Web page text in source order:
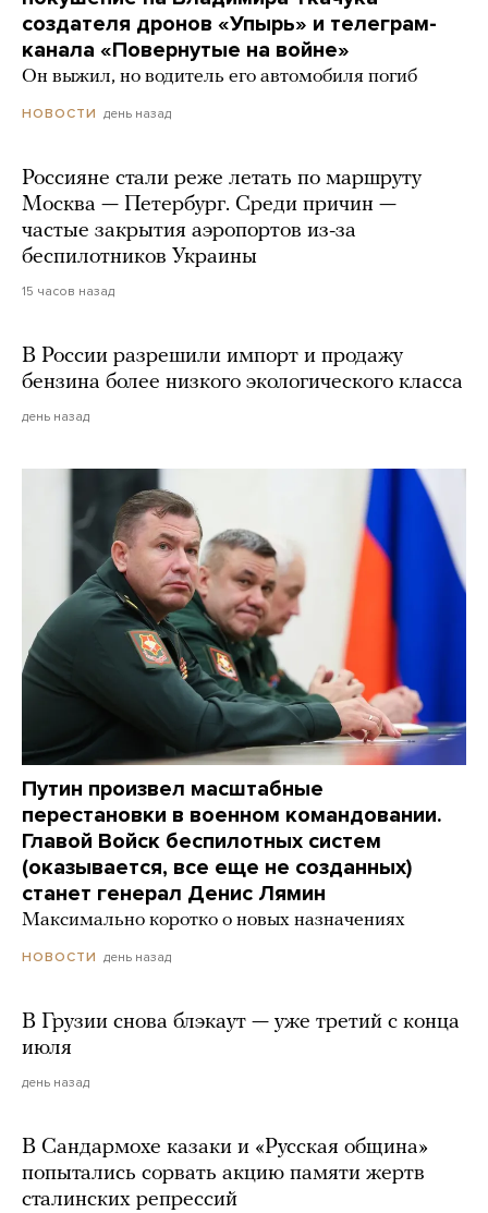
создателя дронов «Упырь» и телеграм-
канала «Повернутые на войне»
Он выжил, но водитель его автомобиля погиб
НОВОСТИ день назад
Россияне стали реже летать по маршруту
Москва — Петербург. Среди причин —
частые закрытия аэропортов из-за
беспилотников Украины
15 часов назад
В России разрешили импорт и продажу
бензина более низкого экологического класса
день назад
Путин произвел масштабные
перестановки в военном командовании.
Главой Войск беспилотных систем
(оказывается, все еще не созданных)
станет генерал Денис Лямин
Максимально коротко о новых назначениях
НОВОСТИ день назад
В Грузии снова блэкаут — уже третий с конца
июля
день назад
В Сандармохе казаки и «Русская община»
попытались сорвать акцию памяти жертв
сталинских репрессий